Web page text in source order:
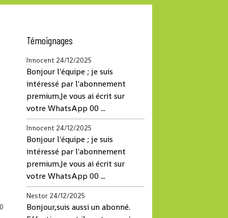
Témoignages
Innocent 24/12/2025
Bonjour l'équipe ; je suis
intéressé par l'abonnement
premium.Je vous ai écrit sur
votre WhatsApp 00 ...
Innocent 24/12/2025
Bonjour l'équipe ; je suis
intéressé par l'abonnement
premium.Je vous ai écrit sur
votre WhatsApp 00 ...
Nestor 24/12/2025
Bonjour,suis aussi un abonné.